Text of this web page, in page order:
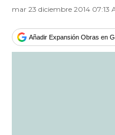
mar 23 diciembre 2014 07:13
Añadir Expansión Obras en